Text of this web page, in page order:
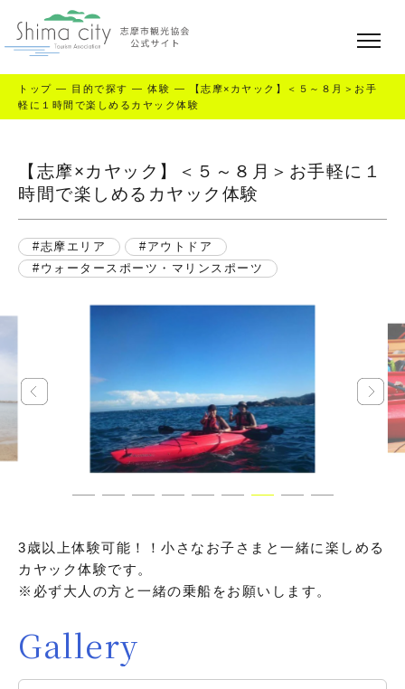
トップ — 目的で探す — 体験 —
【志摩×カヤック】＜５～８月＞お手
軽に１時間で楽しめるカヤック体験
【志摩×カヤック】＜５～８月＞お手軽に１
時間で楽しめるカヤック体験
志摩エリア
アウトドア
ウォータースポーツ・マリンスポーツ
3歳以上体験可能！！小さなお子さまと一緒に楽しめる
カヤック体験です。
※必ず大人の方と一緒の乗船をお願いします。
Gallery